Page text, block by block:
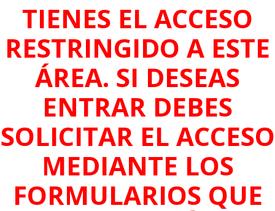
TIENES EL ACCESO
RESTRINGIDO A ESTE
ÁREA. SI DESEAS
ENTRAR DEBES
SOLICITAR EL ACCESO
MEDIANTE LOS
FORMULARIOS QUE